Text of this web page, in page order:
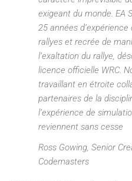
exigeant du monde. EA
25 années
rallyes et recrée de
l’exaltation du rallye,
licence officielle WRC.
travaillant en étroite
partenaires de la
l’expérience de
reviennent sans cesse
Ross Gowing, Senior
Codemasters